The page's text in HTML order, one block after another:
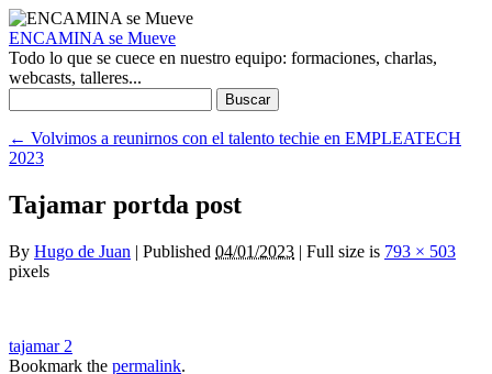
ENCAMINA se Mueve
Todo lo que se cuece en nuestro equipo: formaciones, charlas,
webcasts, talleres...
← Volvimos a reunirnos con el talento techie en EMPLEATECH
2023
Tajamar portda post
By Hugo de Juan | Published 04/01/2023 | Full size is 793 × 503
pixels
tajamar 2
Bookmark the permalink.